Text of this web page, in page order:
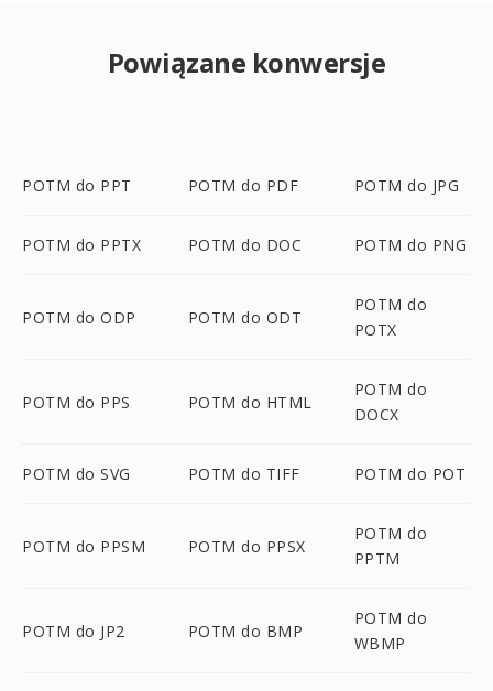
Powiązane konwersje
POTM do PPT POTM do PDF POTM do JPG
POTM do PPTX POTM do DOC POTM do PNG
POTM do ODP POTM do ODT
POTM do
POTX
POTM do PPS POTM do HTML
POTM do
DOCX
POTM do SVG POTM do TIFF POTM do POT
POTM do PPSM POTM do PPSX
POTM do
PPTM
POTM do JP2 POTM do BMP
POTM do
WBMP